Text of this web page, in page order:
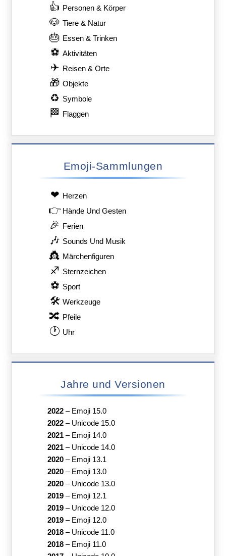
👍 Personen & Körper
🐶 Tiere & Natur
🎂 Essen & Trinken
⚽ Aktivitäten
✈ Reisen & Orte
🎁 Objekte
♻ Symbole
🏁 Flaggen
Emoji-Sammlungen
❤ Herzen
👉 Hände Und Gesten
🎉 Ferien
🎶 Sounds Und Musik
👸 Märchenfiguren
♐ Sternzeichen
⚽ Sport
🛠 Werkzeuge
🔀 Pfeile
🕐 Uhr
Jahre und Versionen
2022– Emoji 15.0
2022– Unicode 15.0
2021– Emoji 14.0
2021– Unicode 14.0
2020– Emoji 13.1
2020– Emoji 13.0
2020– Unicode 13.0
2019– Emoji 12.1
2019– Unicode 12.0
2019– Emoji 12.0
2018– Unicode 11.0
2018– Emoji 11.0